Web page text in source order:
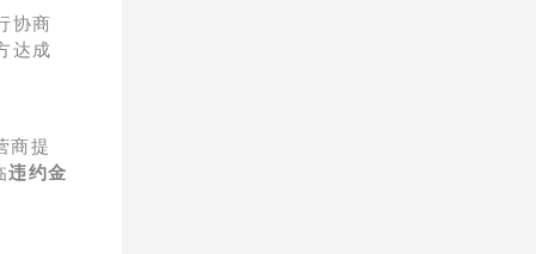
协商
达成
商提
违约金